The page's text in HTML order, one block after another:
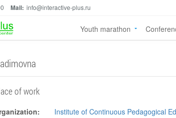
Mail: info@interactive-plus.ru
Youth marathon
of work
Institute of Continuous Pedagogical